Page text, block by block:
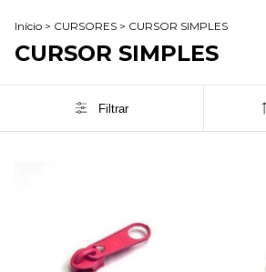
Início > CURSORES > CURSOR SIMPLES
CURSOR SIMPLES
Filtrar